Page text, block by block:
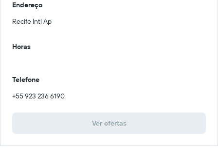
Endereço
Recife Intl Ap
Horas
Telefone
+55 923 236 6190
Ver ofertas